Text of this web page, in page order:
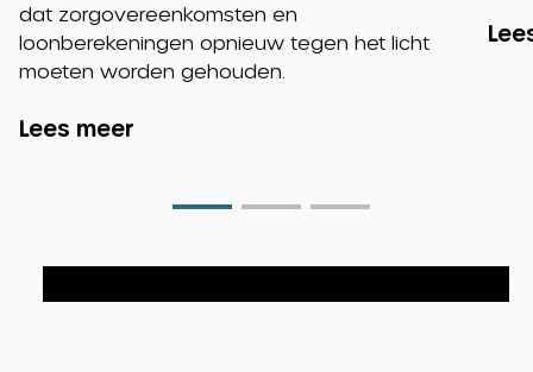
dat zorgovereenkomsten en
loonberekeningen opnieuw tegen het licht
moeten worden gehouden.
Lees meer
0
1
2